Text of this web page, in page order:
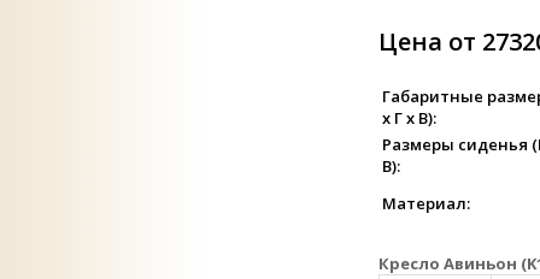
Цена от
Габаритные
х Г х В):
Размеры сиденья
В):
Материал:
Кресло Авиньон